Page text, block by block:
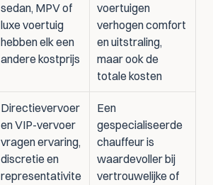
sedan, MPV of
luxe voertuig
hebben elk een
andere kostprijs
voertuigen
verhogen comfort
en uitstraling,
maar ook de
totale kosten
Directievervoer
en VIP-vervoer
vragen ervaring,
discretie en
representativite
Een
gespecialiseerde
chauffeur is
waardevoller bij
vertrouwelijke of